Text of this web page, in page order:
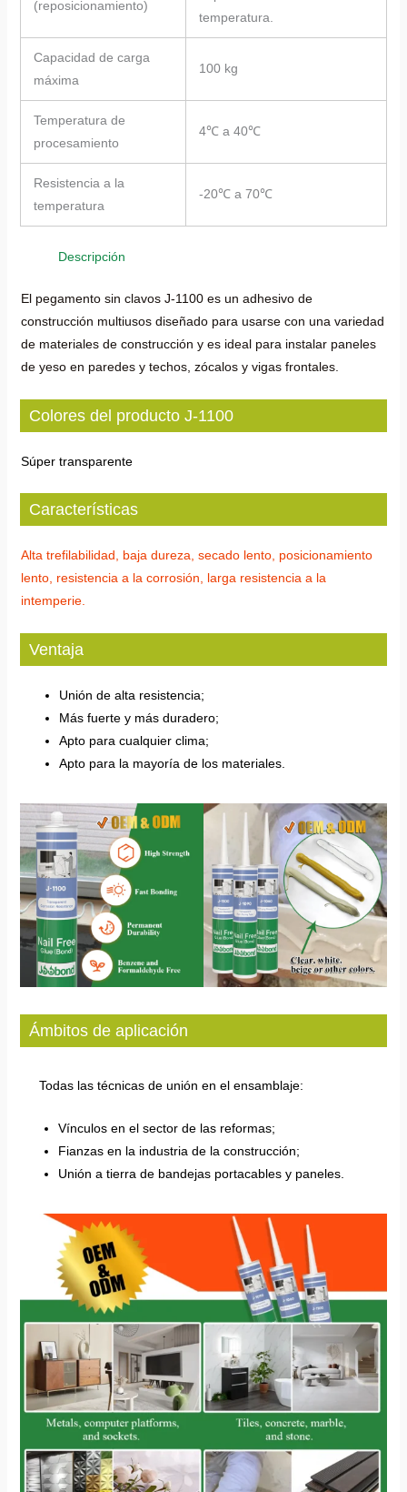
(reposicionamiento)
temperatura.
Capacidad de carga
máxima
100 kg
Temperatura de
procesamiento
4℃ a 40℃
Resistencia a la
temperatura
-20℃ a 70℃
Descripción
El pegamento sin clavos J-1100 es un adhesivo de
construcción multiusos diseñado para usarse con una variedad
de materiales de construcción y es ideal para instalar paneles
de yeso en paredes y techos, zócalos y vigas frontales.
Colores del producto J-1100
Súper transparente
Características
Alta trefilabilidad, baja dureza, secado lento, posicionamiento
lento, resistencia a la corrosión, larga resistencia a la
intemperie.
Ventaja
Unión de alta resistencia;
Más fuerte y más duradero;
Apto para cualquier clima;
Apto para la mayoría de los materiales.
Ámbitos de aplicación
Todas las técnicas de unión en el ensamblaje:
Vínculos en el sector de las reformas;
Fianzas en la industria de la construcción;
Unión a tierra de bandejas portacables y paneles.